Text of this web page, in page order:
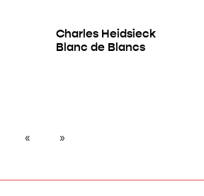
Charles Heidsieck
Blanc de Blancs